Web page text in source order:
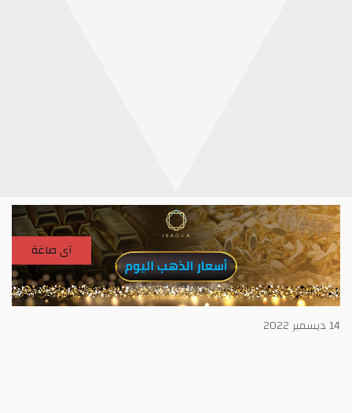
آى صاغة
14 ديسمبر 2022